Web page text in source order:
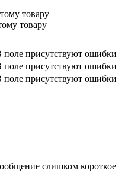
товару
товару
поле присутствуют ошибки
поле присутствуют ошибки
поле присутствуют ошибки
слишком короткое